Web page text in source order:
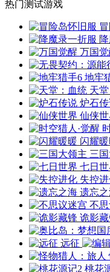
热门测试游戏
万国
地牢
天
炉石
仙侠
闪耀
三
七日
失控
遗忘
不
诡影
远征
桃花